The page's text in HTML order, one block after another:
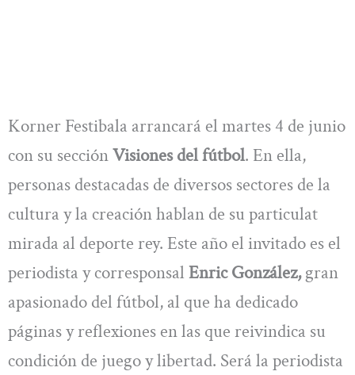
Korner Festibala arrancará el martes 4 de junio
con su secciónVisiones del fútbol. En ella,
personas destacadas de diversos sectores de la
cultura y la creación hablan de su particulat
mirada al deporte rey. Este año el invitado es el
periodista y corresponsal Enric González,gran
apasionado del fútbol, al que ha dedicado
páginas y reflexiones en las que reivindica su
condición de juego y libertad. Será la periodista